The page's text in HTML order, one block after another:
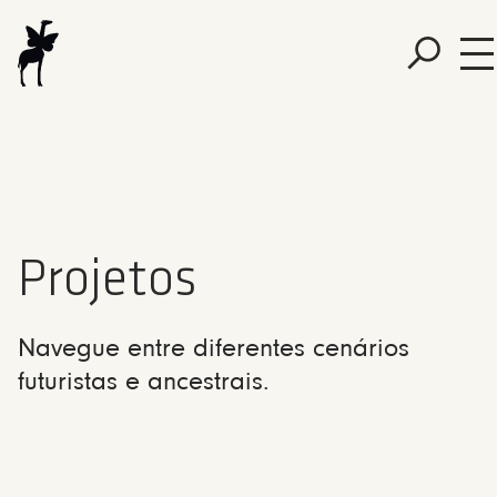
Projetos
Navegue entre diferentes cenários
futuristas e ancestrais.